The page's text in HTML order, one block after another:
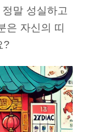
말 성실하고
은 자신의 띠
?